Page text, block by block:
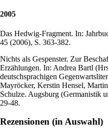
2005
Das Hedwig-Fragment. In:
45 (2006), S. 363-382.
Nichts als Gespenster. Zur
Erzählungen. In: Andrea Bartl
deutschsprachigen
Mayröcker, Kerstin Hensel,
Schulze. Augsburg (Germanistik
29-48.
Rezensionen (in Auswahl)